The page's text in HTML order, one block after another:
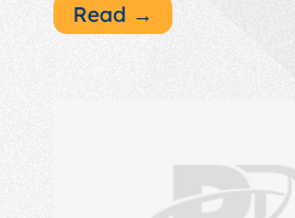
Read →